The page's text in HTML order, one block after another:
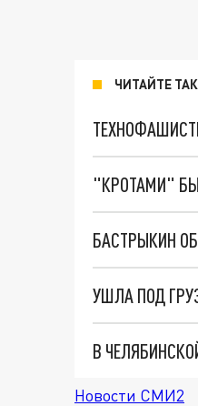
ЧИТАЙТЕ
"КРОТАМИ"
БАСТРЫКИН
УШЛА ПОД
Новости СМИ2